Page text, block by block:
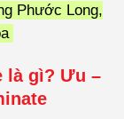
Phước Long,
là gì? Ưu –